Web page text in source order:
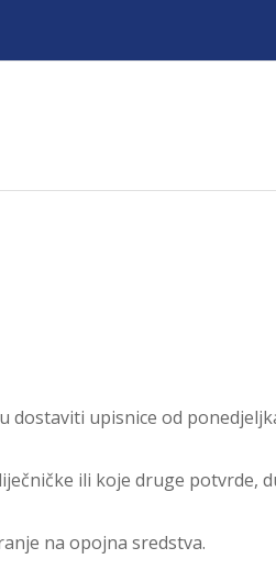
dostaviti upisnice od
ili koje druge potvrde,
na opojna sredstva.